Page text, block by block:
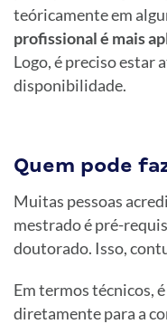
teóricamente em
profissional é mais
Logo, é preciso estar
disponibilidade.
Quem pode
Muitas pessoas
mestrado é pré-
doutorado. Isso,
Em termos técnicos,
diretamente para a